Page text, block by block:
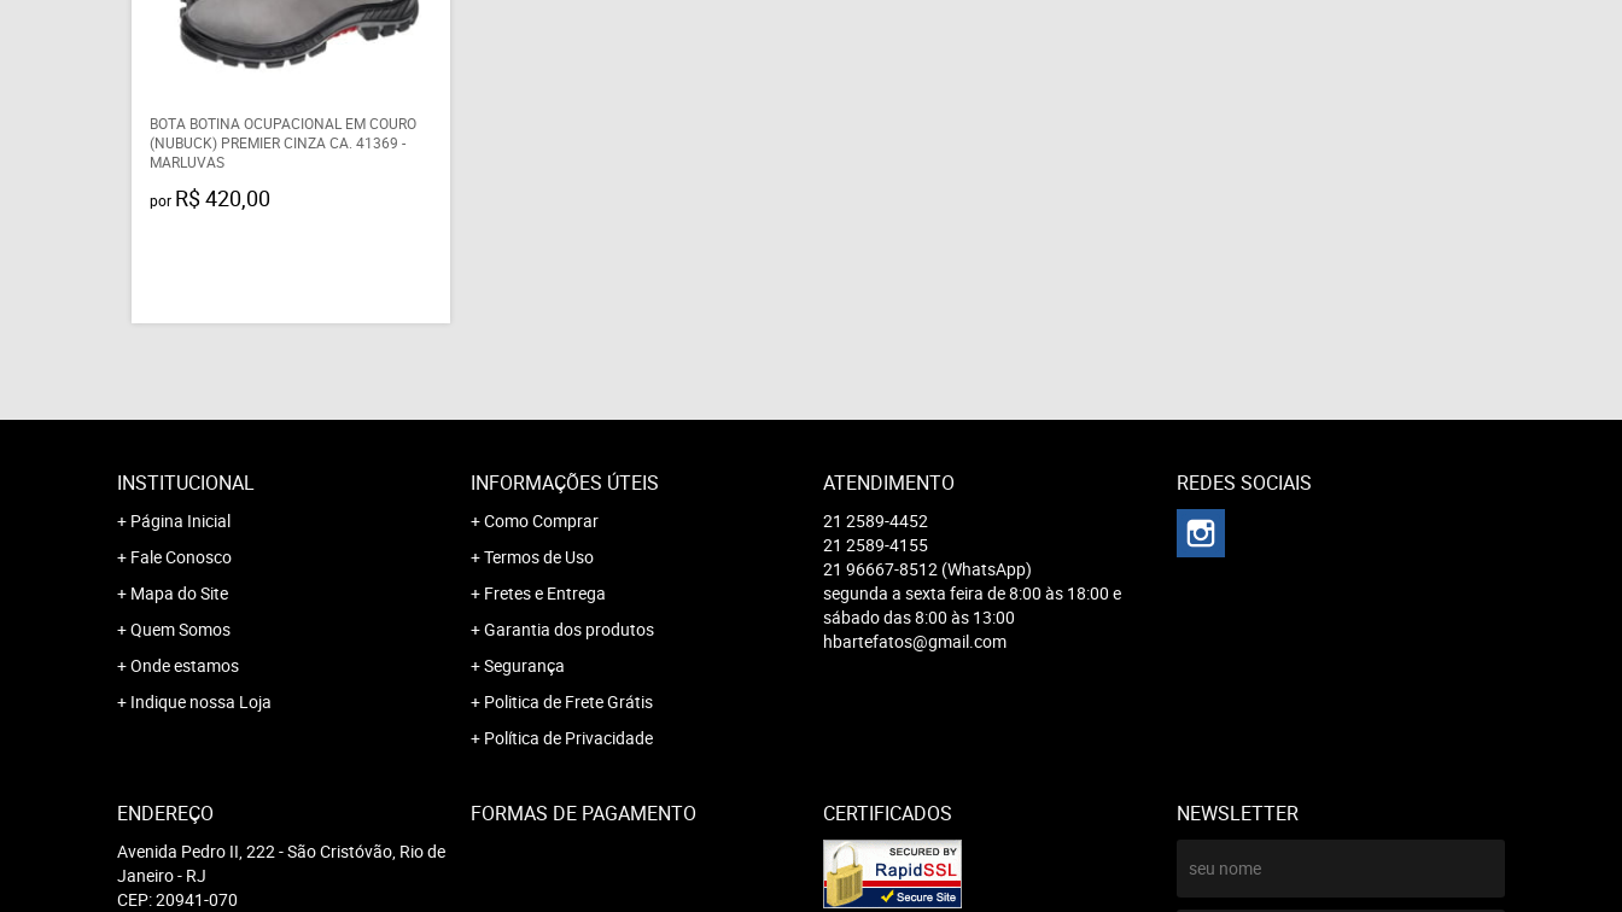
BOTA BOTINA OCUPACIONAL EM COURO
(NUBUCK) PREMIER CINZA CA. 41369 -
MARLUVAS
por R$ 420,00
INSTITUCIONAL
Página Inicial
Fale Conosco
Mapa do Site
Quem Somos
Onde estamos
Indique nossa Loja
INFORMAÇÕES ÚTEIS
Como Comprar
Termos de Uso
Fretes e Entrega
Garantia dos produtos
Segurança
Politica de Frete Grátis
Política de Privacidade
ATENDIMENTO
21 2589-4452
21 2589-4155
21 96667-8512 (WhatsApp)
segunda a sexta feira de 8:00 às 18:00 e
sábado das 8:00 às 13:00
hbartefatos@gmail.com
REDES SOCIAIS
ENDEREÇO
Avenida Pedro II, 222-São Cristóvão, Rio de
Janeiro- RJ
CEP: 20941-070
FORMAS DE PAGAMENTO CERTIFICADOS NEWSLETTER